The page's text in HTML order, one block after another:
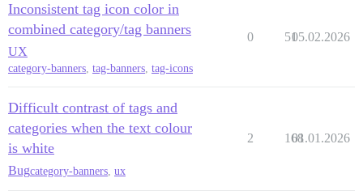
Inconsistent tag icon color in
combined category/tag banners
UX
category-banners, tag-banners, tag-icons
0 5105.02.2026
Difficult contrast of tags and
categories when the text colour
is white
Bugcategory-banners ux
2 168
01.01.2026